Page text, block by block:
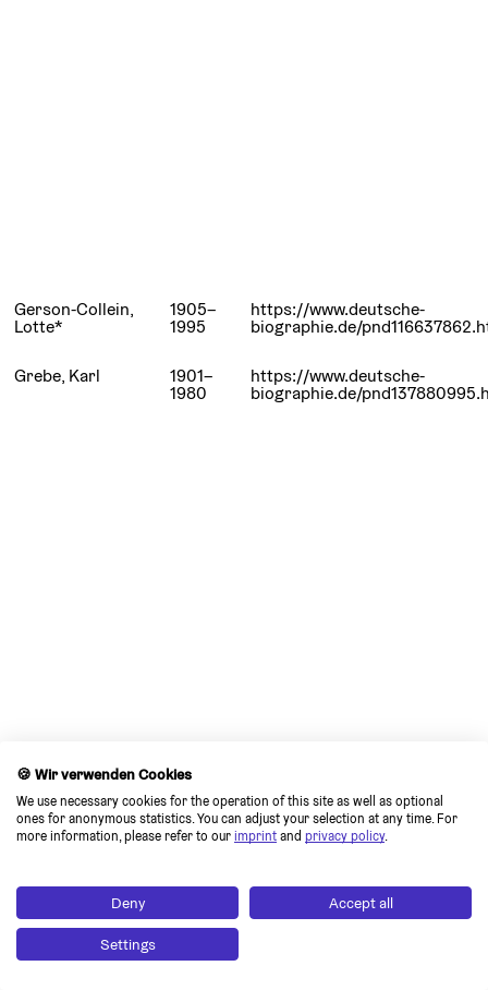
Gerson-Collein,
Lotte*
1905–
1995
https://www.deutsche-
biographie.de/
Grebe, Karl 1901–
1980
https://www.deutsche-
biographie.de/
🍪 Wir verwenden Cookies
We use necessary cookies for the operation of this site as well as optional
ones for anonymous statistics. You can adjust your selection at any time. For
more information, please refer to our imprint and privacy policy.
Deny Accept all
Settings